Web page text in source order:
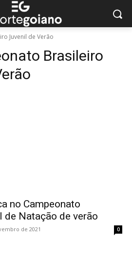
Juvenil de Verão
Brasileiro
no Campeonato
Natação de verão
de 2021 0